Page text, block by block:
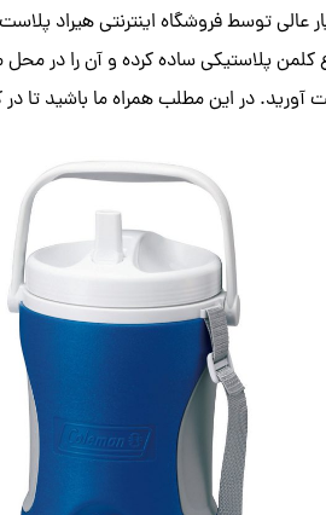
عالی توسط فروشگاه اینترنتی هیراد
کلمن پلاستیکی ساده کرده و آن را در
در این مطلب همراه ما باشید تا در